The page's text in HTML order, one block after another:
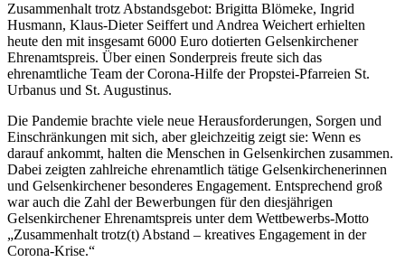
Zusammenhalt trotz Abstandsgebot: Brigitta Blömeke, Ingrid
Husmann, Klaus-Dieter Seiffert und Andrea Weichert erhielten
heute den mit insgesamt 6000 Euro dotierten Gelsenkirchener
Ehrenamtspreis. Über einen Sonderpreis freute sich das
ehrenamtliche Team der Corona-Hilfe der Propstei-Pfarreien St.
Urbanus und St. Augustinus.
Die Pandemie brachte viele neue Herausforderungen, Sorgen und
Einschränkungen mit sich, aber gleichzeitig zeigt sie: Wenn es
darauf ankommt, halten die Menschen in Gelsenkirchen zusammen.
Dabei zeigten zahlreiche ehrenamtlich tätige Gelsenkirchenerinnen
und Gelsenkirchener besonderes Engagement. Entsprechend groß
war auch die Zahl der Bewerbungen für den diesjährigen
Gelsenkirchener Ehrenamtspreis unter dem Wettbewerbs-Motto
„Zusammenhalt trotz(t) Abstand – kreatives Engagement in der
Corona-Krise.“